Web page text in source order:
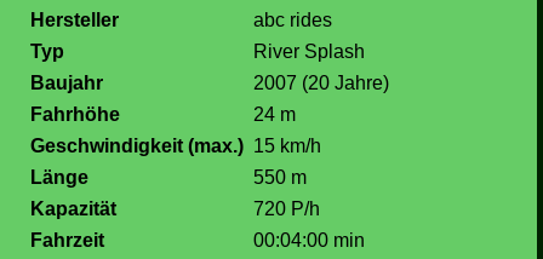
Hersteller
abc rides
Typ
River Splash
Baujahr
2007 (20 Jahre)
Fahrhöhe
24 m
Geschwindigkeit (max.) 15 km/h
Länge
550 m
Kapazität
720 P/h
Fahrzeit
00:04:00 min